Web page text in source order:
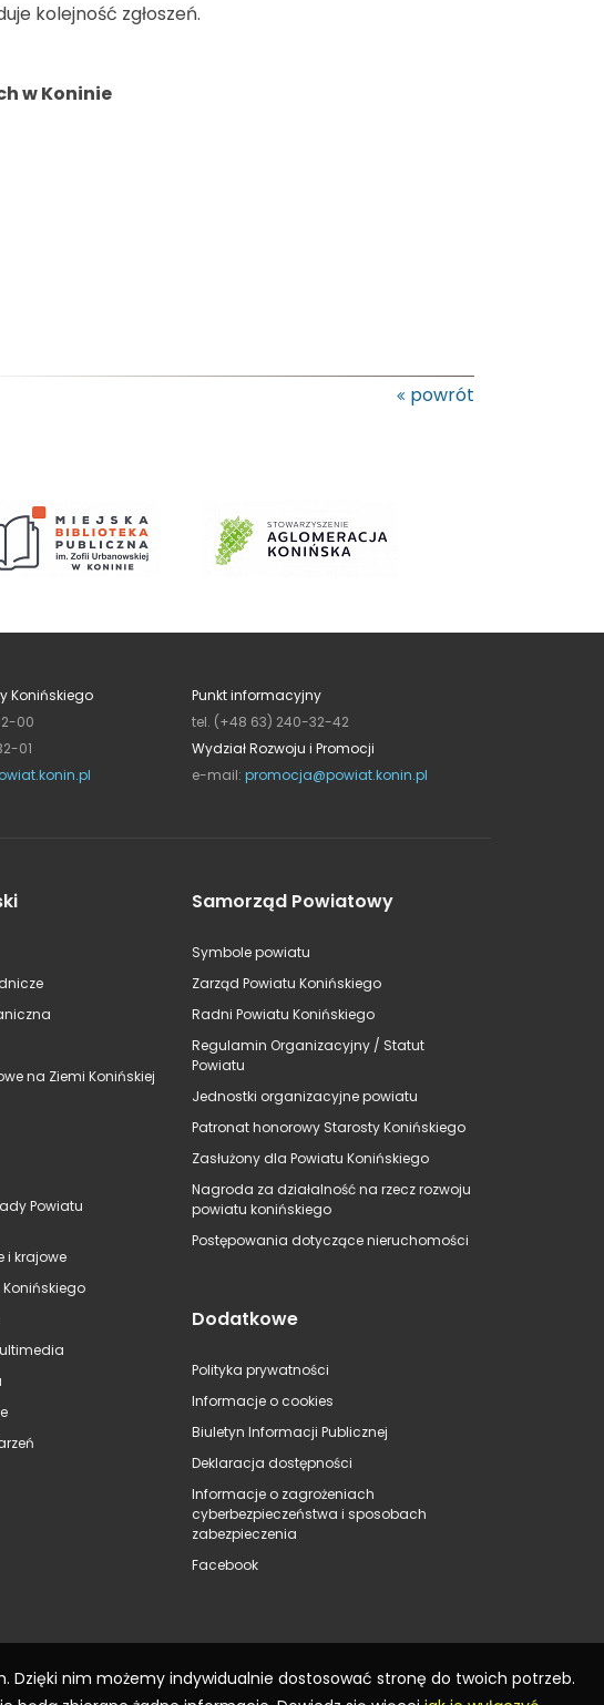
kolejność zgłoszeń.
w Koninie
powrót
Konińskiego
00
01
Punkt informacyjny
tel. (+48 63) 240-32-42
Wydział Rozwoju i Promocji
e-mail: promocja@powiat.konin.pl
na Ziemi Konińskiej
Powiatu
i krajowe
Samorząd Powiatowy
Symbole powiatu
Zarząd Powiatu Konińskiego
Radni Powiatu Konińskiego
Regulamin Organizacyjny / Statut
Powiatu
Jednostki organizacyjne powiatu
Patronat honorowy Starosty Konińskiego
Zasłużony dla Powiatu Konińskiego
Nagroda za działalność na rzecz rozwoju
powiatu konińskiego
Postępowania dotyczące nieruchomości
Dodatkowe
Polityka prywatności
Informacje o cookies
Biuletyn Informacji Publicznej
Deklaracja dostępności
Informacje o zagrożeniach
cyberbezpieczeństwa i sposobach
zabezpieczenia
Facebook
nim możemy indywidualnie dostosować stronę do twoich potrzeb.